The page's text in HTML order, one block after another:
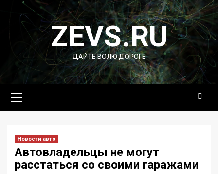
Перейти
содержимомуZEVS.RU
ДАЙТЕ ВОЛЮ ДОРОГЕ
меню
Новости авто
Автовладельцы не могут
расстаться со своими гаражами